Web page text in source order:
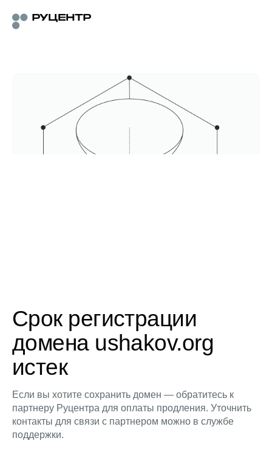
Срок регистрации
домена ushakov.org
истек
Если вы хотите сохранить домен — обратитесь к
партнеру Руцентра для оплаты продления. Уточнить
контакты для связи с партнером можно в службе
поддержки.